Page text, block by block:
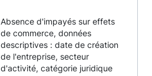
Absence d'impayés sur effets
de commerce, données
descriptives : date de création
de l'entreprise, secteur
d'activité, catégorie juridique